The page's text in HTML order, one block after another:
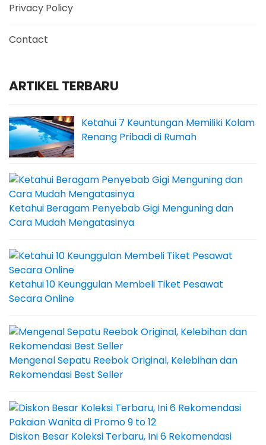
Privacy Policy
Contact
ARTIKEL TERBARU
Ketahui 7 Keuntungan Memiliki Kolam
Renang Pribadi di Rumah
Ketahui Beragam Penyebab Gigi Menguning dan
Cara Mudah Mengatasinya
Ketahui 10 Keunggulan Membeli Tiket Pesawat
Secara Online
Mengenal Sepatu Reebok Original, Kelebihan dan
Rekomendasi Best Seller
Diskon Besar Koleksi Terbaru, Ini 6 Rekomendasi